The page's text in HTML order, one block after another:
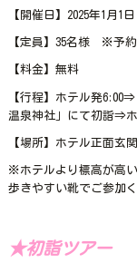
【開催日】2025年1月1日
【定員】35名様 ※予約
【料金】無料
【行程】ホテル発
温泉神社」にて初詣⇒
【場所】ホテル正面玄
※ホテルより標高が高
歩きやすい靴でご参加
★初詣ツアー